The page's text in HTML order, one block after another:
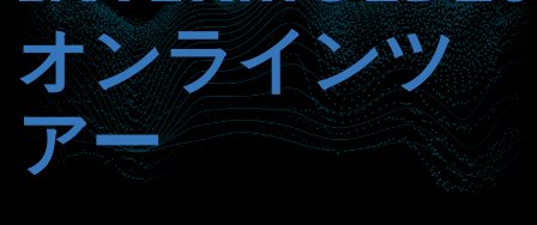
オンラインツ
アー